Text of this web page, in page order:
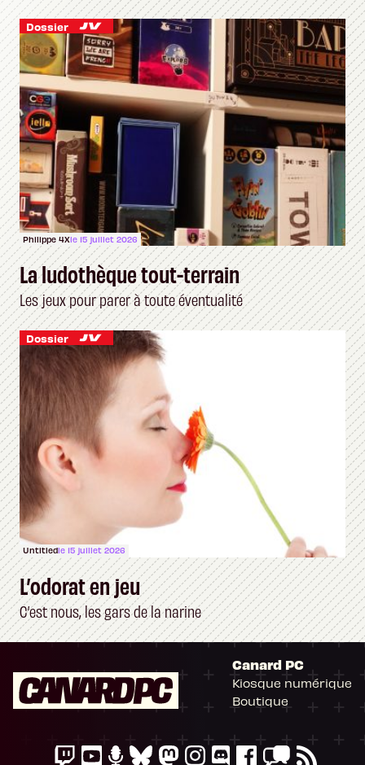
Dossier
Philippe 4Xle 15 juillet 2026
La ludothèque tout-terrain
Les jeux pour parer à toute éventualité
Dossier
Untitledle 15 juillet 2026
L’odorat en jeu
C’est nous, les gars de la narine
Canard PC
Kiosque numérique
Boutique